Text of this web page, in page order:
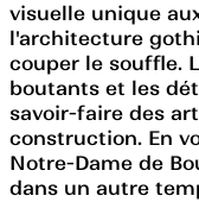
visuelle unique
l'architecture
couper le souffle.
boutants et les
savoir-faire des
construction. En
Notre-Dame de
dans un autre